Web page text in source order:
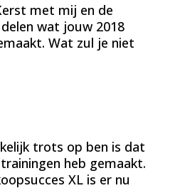
met mij en de
wat jouw 2018
Wat zul je niet
trots op ben is dat
heb gemaakt.
XL is er nu